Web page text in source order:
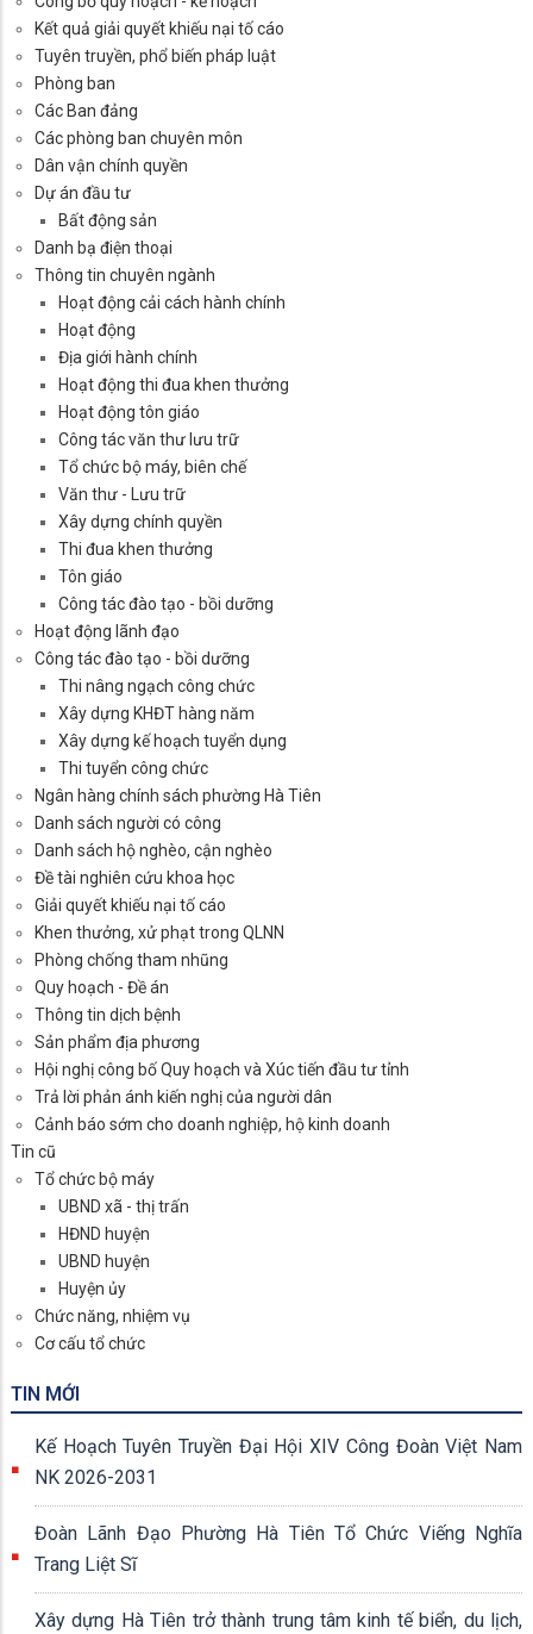
Kết quả giải quyết khiếu nại tố cáo
Tuyên truyền, phổ biến pháp luật
Phòng ban
Các Ban đảng
Các phòng ban chuyên môn
Dân vận chính quyền
Dự án đầu tư
Bất động sản
Danh bạ điện thoại
Thông tin chuyên ngành
Hoạt động cải cách hành chính
Hoạt động
Địa giới hành chính
Hoạt động thi đua khen thưởng
Hoạt động tôn giáo
Công tác văn thư lưu trữ
Tổ chức bộ máy, biên chế
Văn thư - Lưu trữ
Xây dựng chính quyền
Thi đua khen thưởng
Tôn giáo
Công tác đào tạo - bồi dưỡng
Hoạt động lãnh đạo
Công tác đào tạo - bồi dưỡng
Thi nâng ngạch công chức
Xây dựng KHĐT hàng năm
Xây dựng kế hoạch tuyển dụng
Thi tuyển công chức
Ngân hàng chính sách phường Hà Tiên
Danh sách người có công
Danh sách hộ nghèo, cận nghèo
Đề tài nghiên cứu khoa học
Giải quyết khiếu nại tố cáo
Khen thưởng, xử phạt trong QLNN
Phòng chống tham nhũng
Quy hoạch - Đề án
Thông tin dịch bệnh
Sản phẩm địa phương
Hội nghị công bố Quy hoạch và Xúc tiến đầu tư tỉnh
Trả lời phản ánh kiến nghị của người dân
Cảnh báo sớm cho doanh nghiệp, hộ kinh doanh
Tin cũ
Tổ chức bộ máy
UBND xã - thị trấn
HĐND huyện
UBND huyện
Huyện ủy
Chức năng, nhiệm vụ
Cơ cấu tổ chức
TIN MỚI
Kế Hoạch Tuyên Truyền Đại Hội XIV Công Đoàn Việt Nam
NK 2026-2031
Đoàn Lãnh Đạo Phường Hà Tiên Tổ Chức Viếng Nghĩa
Trang Liệt Sĩ
Xây dựng Hà Tiên trở thành trung tâm kinh tế biển, du lịch,